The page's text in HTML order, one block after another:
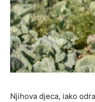
Njihova djeca, iako